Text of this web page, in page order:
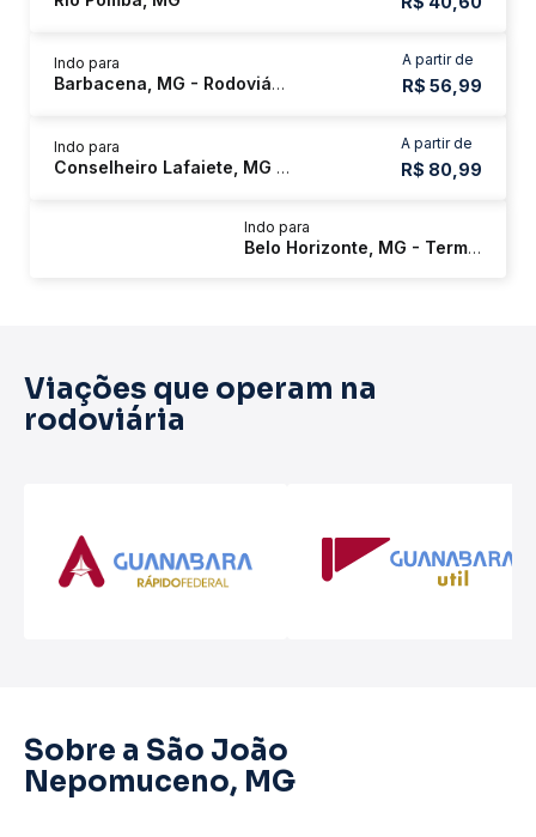
A partir de
R$ 56,99
Indo para
Barbacena, MG - Rodoviária
A partir de
R$ 80,99
Indo para
Conselheiro Lafaiete, MG - Rodoviária
Indo para
Belo Horizonte, MG - Terminal Turístico JK
Viações que operam na
rodoviária
Sobre a São João
Nepomuceno, MG